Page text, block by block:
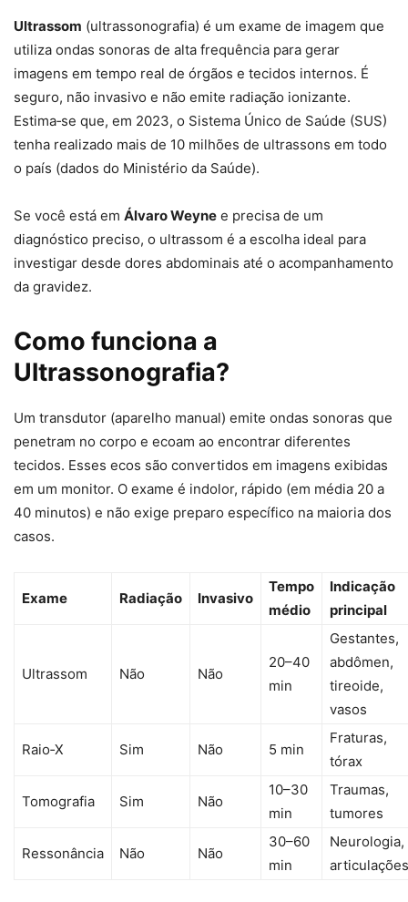
Ultrassom (ultrassonografia) é um exame de imagem que
utiliza ondas sonoras de alta frequência para gerar
imagens em tempo real de órgãos e tecidos internos. É
seguro, não invasivo e não emite radiação ionizante.
Estima‑se que, em 2023, o Sistema Único de Saúde (SUS)
tenha realizado mais de 10 milhões de ultrassons em todo
o país (dados do Ministério da Saúde).
Se você está em Álvaro Weyne e precisa de um
diagnóstico preciso, o ultrassom é a escolha ideal para
investigar desde dores abdominais até o acompanhamento
da gravidez.
Como funciona a
Ultrassonografia?
Um transdutor (aparelho manual) emite ondas sonoras que
penetram no corpo e ecoam ao encontrar diferentes
tecidos. Esses ecos são convertidos em imagens exibidas
em um monitor. O exame é indolor, rápido (em média 20 a
40 minutos) e não exige preparo específico na maioria dos
casos.
Exame Radiação Invasivo
Tempo
médio
Indicação
principal
Ultrassom Não Não
20–40
min
Gestantes,
abdômen,
tireoide,
vasos
Raio‑X Sim Não 5 min
Fraturas,
tórax
Tomografia Sim Não
10–30
min
Traumas,
tumores
Ressonância Não Não
30–60
min
Neurologia,
articulações